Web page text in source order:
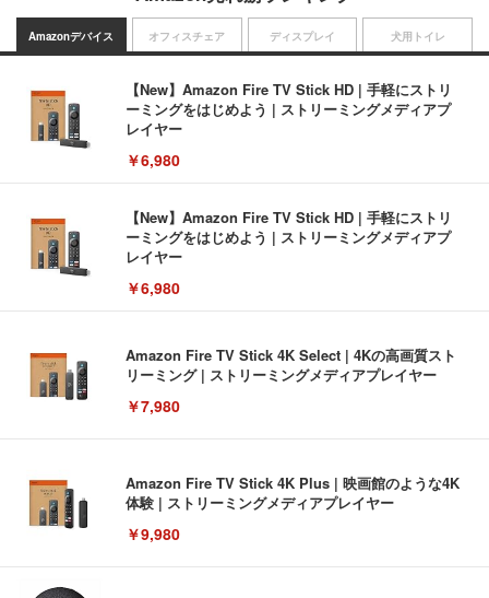
Amazonデバイス
【New】Amazon Fire TV Stick HD | 手軽にストリ
ーミングをはじめよう | ストリーミングメディアプ
レイヤー
￥6,980
【New】Amazon Fire TV Stick HD | 手軽にストリ
ーミングをはじめよう | ストリーミングメディアプ
レイヤー
￥6,980
Amazon Fire TV Stick 4K Select | 4Kの高画質スト
リーミング | ストリーミングメディアプレイヤー
￥7,980
Amazon Fire TV Stick 4K Plus | 映画館のような4K
体験 | ストリーミングメディアプレイヤー
￥9,980
オフィスチェア ディスプレイ 犬用トイレ